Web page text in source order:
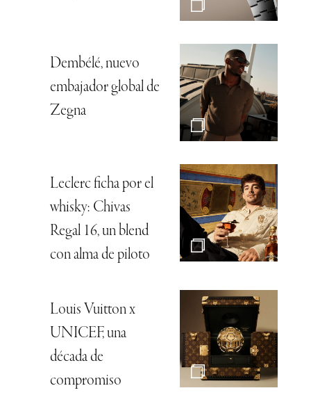
Dembélé, nuevo
embajador global de
Zegna
Leclerc ficha por el
whisky: Chivas
Regal 16, un blend
con alma de piloto
Louis Vuitton x
UNICEF, una
década de
compromiso